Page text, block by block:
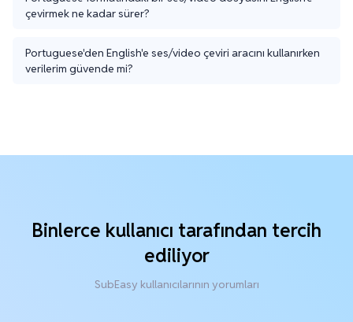
çevirmek ne kadar sürer?
Portuguese'den English'e ses/video çeviri aracını kullanırken
verilerim güvende mi?
Binlerce kullanıcı tarafından tercih
ediliyor
SubEasy kullanıcılarının yorumları